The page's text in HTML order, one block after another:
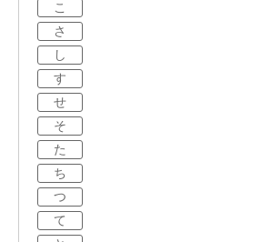
こ
さ
し
す
せ
そ
た
ち
つ
て